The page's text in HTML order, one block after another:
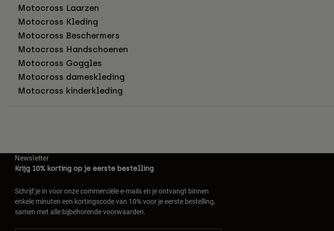
Motocross Laarzen
Motocross Kleding
Motocross Beschermers
Motocross Handschoenen
Motocross Goggles
Motocross dameskleding
Motocross kinderkleding
Newsletter
Krijg 10% korting op je eerste bestelling
Schrijf je in voor onze commerciële e-mails en je ontvangt binnen
enkele minuten een kortingscode van 10% voor je eerste bestelling,
samen met alle bijbehorende voorwaarden.